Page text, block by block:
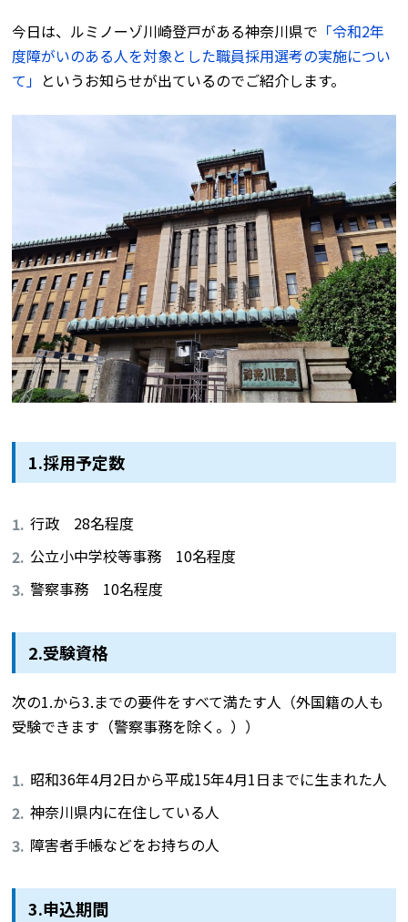
今日は、ルミノーゾ川崎登戸がある神奈川県で 「令和2年
度障がいのある人を対象とした職員採用選考の実施につい
て」 というお知らせが出ているのでご紹介します。
1.採用予定数
行政 28名程度
公立小中学校等事務 10名程度
警察事務 10名程度
2.受験資格
次の1.から3.までの要件をすべて満たす人（外国籍の人も
受験できます（警察事務を除く。））
昭和36年4月2日から平成15年4月1日までに生まれた人
神奈川県内に在住している人
障害者手帳などをお持ちの人
3.申込期間